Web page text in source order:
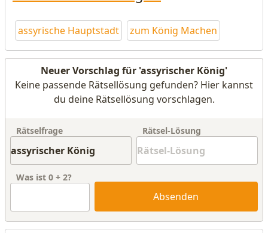
assyrische Hauptstadt zum König Machen
Neuer Vorschlag für 'assyrischer König'
Keine passende Rätsellösung gefunden? Hier kannst
du deine Rätsellösung vorschlagen.
Rätselfrage Rätsel-Lösung
Was ist 0 + 2?
Absenden